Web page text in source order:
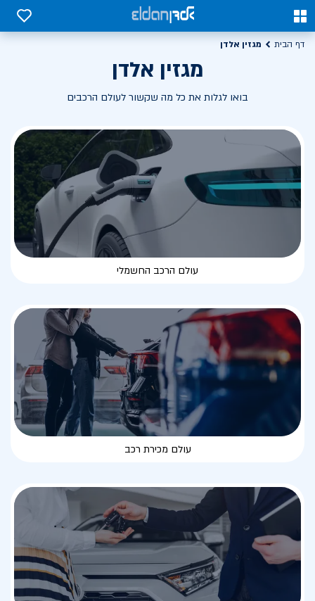
0
0
דף הבית מגזין אלדן
מגזין אלדן
בואו לגלות את כל מה שקשור לעולם הרכבים
עולם הרכב החשמלי
עולם מכירת רכב